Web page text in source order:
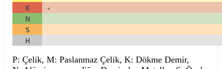
K +
N
S
H
P: Çelik, M: Paslanmaz Çelik, K: Dökme Demir,